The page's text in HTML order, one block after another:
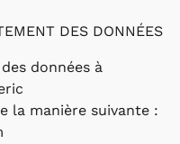
DES DONNÉES
données à
la manière suivante :